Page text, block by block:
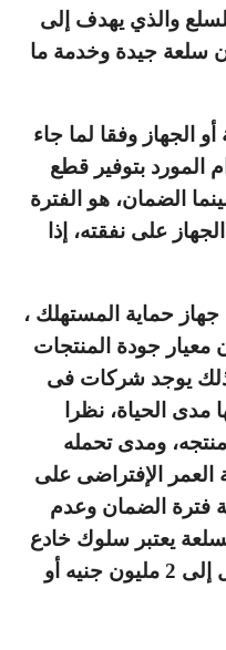
للسلع والذي يهدف إلى
جيدة وخدمة ما
الجهاز وفقا لما جاء
المورد بتوفير قطع
الضمان، هو الفترة
على نفقته، إذا
حماية المستهلك ،
جودة المنتجات
يوجد شركات فى
الحياة، نظرا
ومدى تحمله
العمر الإفتراضى على
فترة الضمان وعدم
يعتبر سلوك خادع
عقوبته في القانون بغرامة تصل إلى 2 مليون جنيه أو